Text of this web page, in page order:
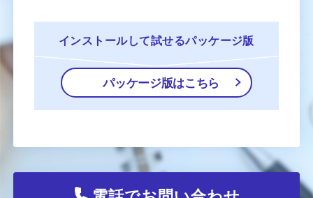
インストールして試せるパッケージ版
パッケージ版はこちら